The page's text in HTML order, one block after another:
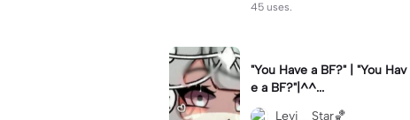
45 uses.
"You Have a BF?" | "You Hav
e a BF?"|^^...
Levi _ Star🏀